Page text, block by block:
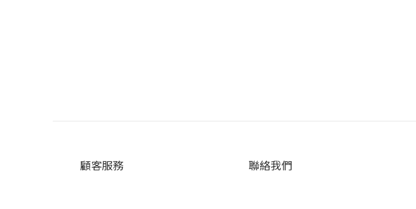
顧客服務 聯絡我們